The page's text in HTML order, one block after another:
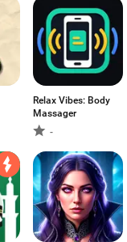
Relax Vibes: Body
Massager
-